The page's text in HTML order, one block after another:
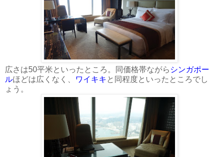
広さは50平米といったところ。同価格帯ながら シンガポー
ルほどは広くなく、 ワイキキ と同程度といったところでし
ょう。